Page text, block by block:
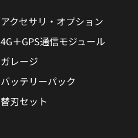
アクセサリ・オプション
4G＋GPS通信モジュール
ガレージ
バッテリーパック
替刃セット